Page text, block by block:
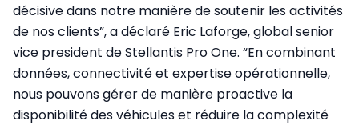
décisive dans notre manière de soutenir les activités
de nos clients”, a déclaré Eric Laforge, global senior
vice president de Stellantis Pro One. “En combinant
données, connectivité et expertise opérationnelle,
nous pouvons gérer de manière proactive la
disponibilité des véhicules et réduire la complexité